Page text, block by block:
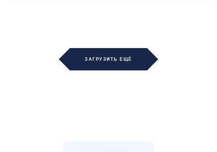
ЗАГРУЗИТЬ ЕЩЁ